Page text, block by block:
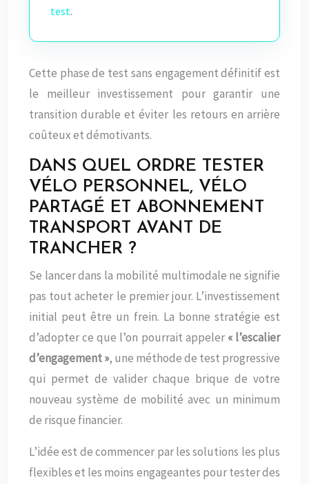
test.
Cette phase de test sans engagement définitif est
le meilleur investissement pour garantir une
transition durable et éviter les retours en arrière
coûteux et démotivants.
DANS QUEL ORDRE TESTER
VÉLO PERSONNEL, VÉLO
PARTAGÉ ET ABONNEMENT
TRANSPORT AVANT DE
TRANCHER ?
Se lancer dans la mobilité multimodale ne signifie
pas tout acheter le premier jour. L’investissement
initial peut être un frein. La bonne stratégie est
d’adopter ce que l’on pourrait appeler « l’escalier
d’engagement », une méthode de test progressive
qui permet de valider chaque brique de votre
nouveau système de mobilité avec un minimum
de risque financier.
L’idée est de commencer par les solutions les plus
flexibles et les moins engageantes pour tester des